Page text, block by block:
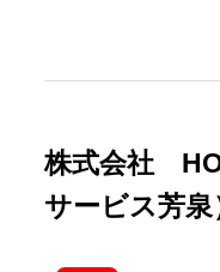
株式会社
サービス芳